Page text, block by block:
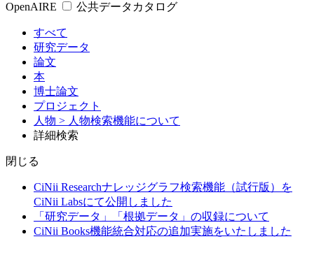
OpenAIRE
公共データカタログ
すべて
研究データ
論文
本
博士論文
プロジェクト
人物 > 人物検索機能について
詳細検索
閉じる
CiNii Researchナレッジグラフ検索機能（試行版）を
CiNii Labsにて公開しました
「研究データ」「根拠データ」の収録について
CiNii Books機能統合対応の追加実施をいたしました